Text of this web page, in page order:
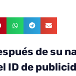
de su
ID de